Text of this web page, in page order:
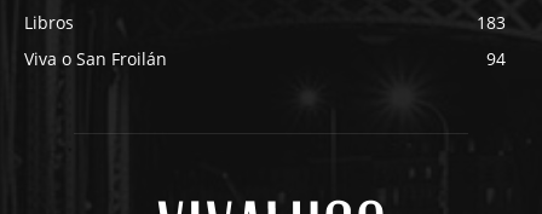
Libros
183
Viva o San Froilán
94